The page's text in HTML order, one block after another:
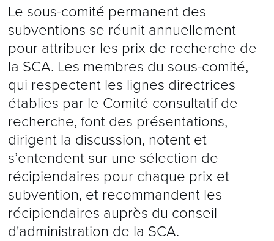
Le sous-comité permanent des
subventions se réunit annuellement
pour attribuer les prix de recherche de
la SCA. Les membres du sous-comité,
qui respectent les lignes directrices
établies par le Comité consultatif de
recherche, font des présentations,
dirigent la discussion, notent et
s’entendent sur une sélection de
récipiendaires pour chaque prix et
subvention, et recommandent les
récipiendaires auprès du conseil
d'administration de la SCA.